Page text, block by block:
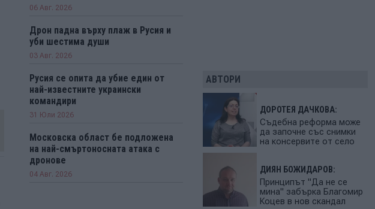
06 Авг. 2026
Дрон падна върху плаж в Русия и
уби шестима души
03 Авг. 2026
Русия се опита да убие един от
най-известните украински
командири
31 Юли 2026
Московска област бе подложена
на най-смъртоносната атака с
дронове
04 Авг. 2026
АВТОРИ
ДОРОТЕЯ ДАЧКОВА:
Съдебна реформа може
да започне със снимки
на консервите от село
ДИЯН БОЖИДАРОВ:
Принципът "Да не се
мина" забърка Благомир
Коцев в нов скандал